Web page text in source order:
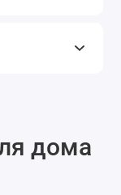
дома